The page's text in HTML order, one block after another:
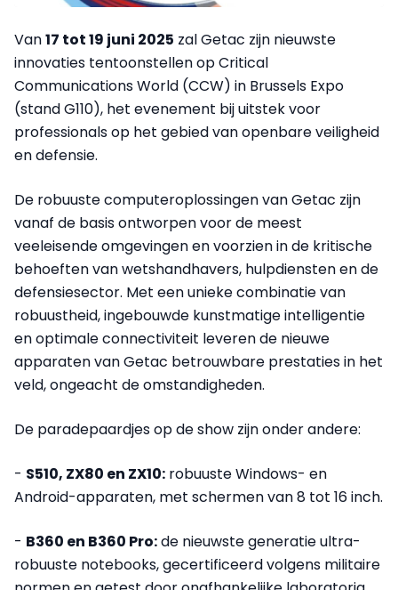
Van17 tot 19 juni 2025 zal Getac zijn nieuwste
innovaties tentoonstellen op Critical
Communications World (CCW) in Brussels Expo
(stand G110), het evenement bij uitstek voor
professionals op het gebied van openbare veiligheid
en defensie.
De robuuste computeroplossingen van Getac zijn
vanaf de basis ontworpen voor de meest
veeleisende omgevingen en voorzien in de kritische
behoeften van wetshandhavers, hulpdiensten en de
defensiesector. Met een unieke combinatie van
robuustheid, ingebouwde kunstmatige intelligentie
en optimale connectiviteit leveren de nieuwe
apparaten van Getac betrouwbare prestaties in het
veld, ongeacht de omstandigheden.
De paradepaardjes op de show zijn onder andere:
- S510, ZX80 en ZX10: robuuste Windows- en
Android-apparaten, met schermen van 8 tot 16 inch.
- B360 en B360 Pro:de nieuwste generatie ultra-
robuuste notebooks, gecertificeerd volgens militaire